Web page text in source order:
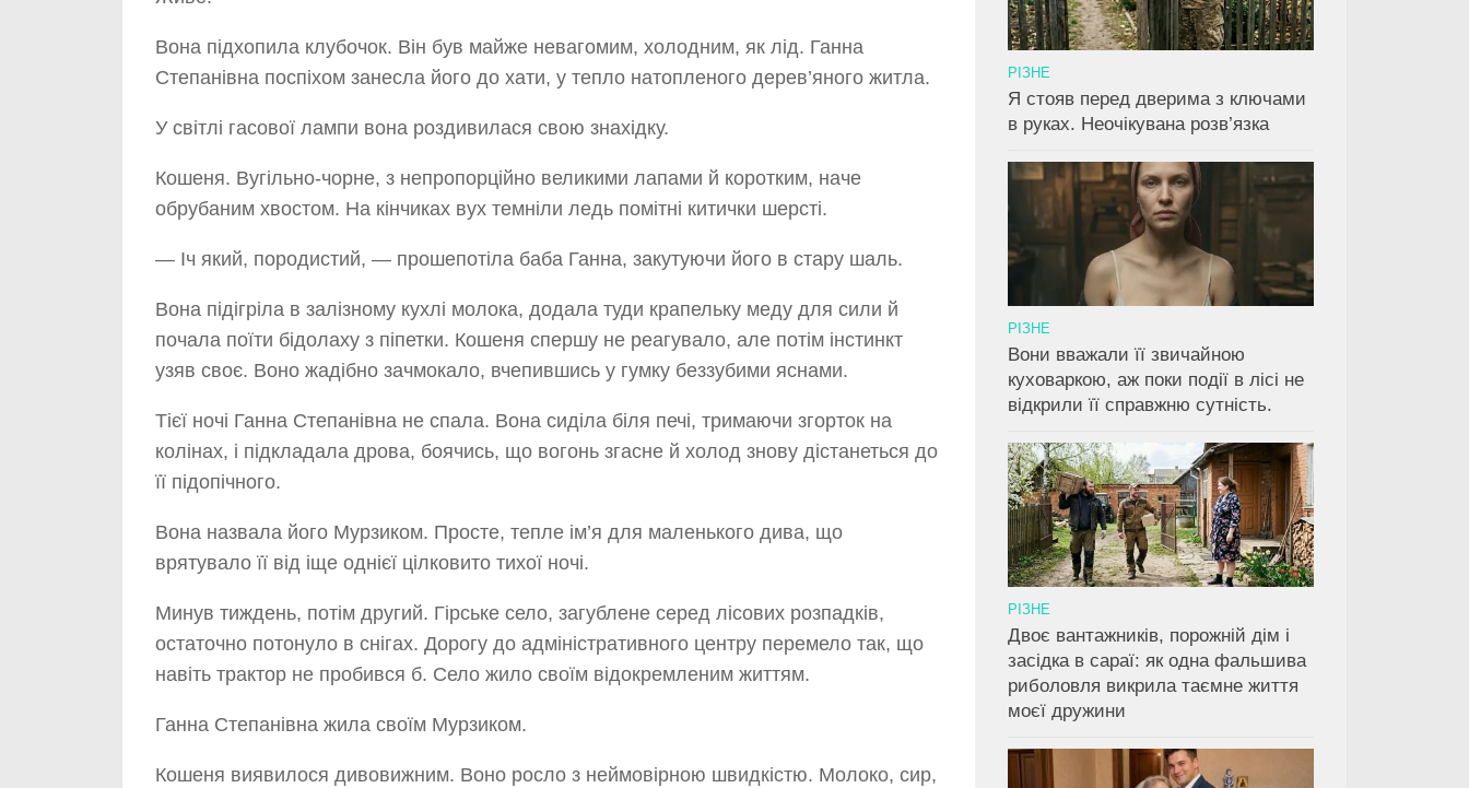
Вона підхопила клубочок. Він був майже невагомим, холодним, як лід. Ганна
Степанівна поспіхом занесла його до хати, у тепло натопленого дерев’яного житла.
У світлі гасової лампи вона роздивилася свою знахідку.
Кошеня. Вугільно-чорне, з непропорційно великими лапами й коротким, наче
обрубаним хвостом. На кінчиках вух темніли ледь помітні китички шерсті.
— Іч який, породистий, — прошепотіла баба Ганна, закутуючи його в стару шаль.
Вона підігріла в залізному кухлі молока, додала туди крапельку меду для сили й
почала поїти бідолаху з піпетки. Кошеня спершу не реагувало, але потім інстинкт
узяв своє. Воно жадібно зачмокало, вчепившись у гумку беззубими яснами.
Тієї ночі Ганна Степанівна не спала. Вона сиділа біля печі, тримаючи згорток на
колінах, і підкладала дрова, боячись, що вогонь згасне й холод знову дістанеться до
її підопічного.
Вона назвала його Мурзиком. Просте, тепле ім’я для маленького дива, що
врятувало її від іще однієї цілковито тихої ночі.
Минув тиждень, потім другий. Гірське село, загублене серед лісових розпадків,
остаточно потонуло в снігах. Дорогу до адміністративного центру перемело так, що
навіть трактор не пробився б. Село жило своїм відокремленим життям.
Ганна Степанівна жила своїм Мурзиком.
Кошеня виявилося дивовижним. Воно росло з неймовірною швидкістю. Молоко, сир,
РІЗНЕ
Я стояв перед дверима з ключами
в руках. Неочікувана розв’язка
РІЗНЕ
Вони вважали її звичайною
куховаркою, аж поки події в лісі не
відкрили її справжню сутність.
РІЗНЕ
Двоє вантажників, порожній дім і
засідка в сараї: як одна фальшива
риболовля викрила таємне життя
моєї дружини